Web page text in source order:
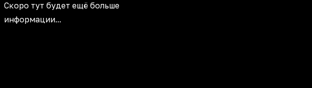
Скоро тут будет ещё больше
информации...